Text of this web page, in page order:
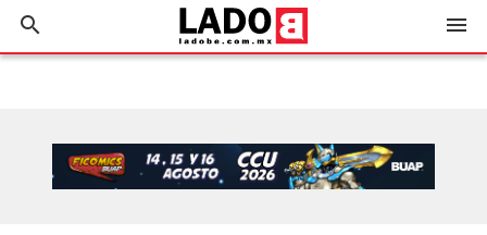
search menu